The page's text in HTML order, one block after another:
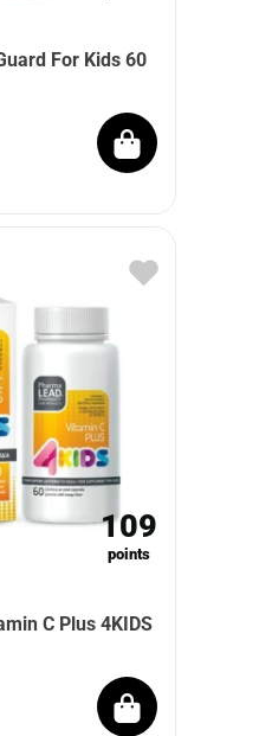
For Kids 60
109
points
C Plus 4KIDS